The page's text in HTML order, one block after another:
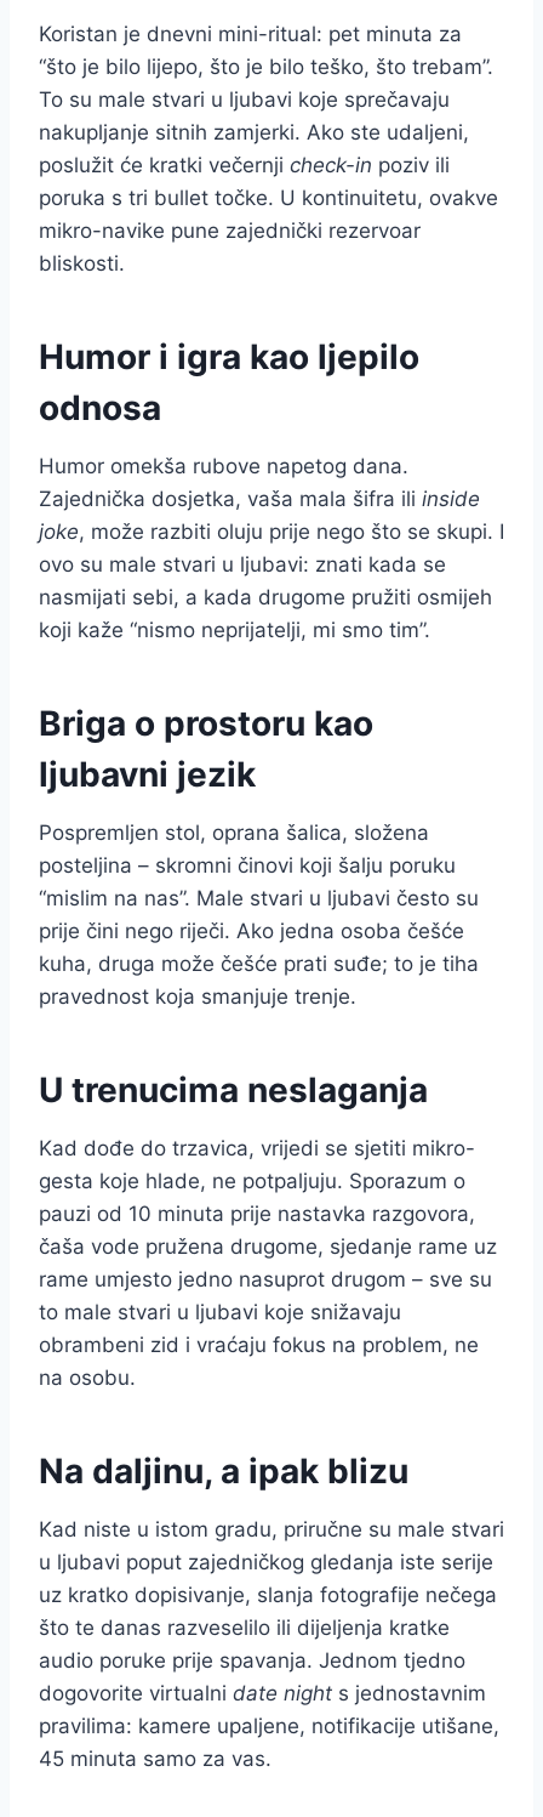
Koristan je dnevni mini-ritual: pet minuta za
“što je bilo lijepo, što je bilo teško, što trebam”.
To su male stvari u ljubavi koje sprečavaju
nakupljanje sitnih zamjerki. Ako ste udaljeni,
poslužit će kratki večernji check-in poziv ili
poruka s tri bullet točke. U kontinuitetu, ovakve
mikro-navike pune zajednički rezervoar
bliskosti.
Humor i igra kao ljepilo
odnosa
Humor omekša rubove napetog dana.
Zajednička dosjetka, vaša mala šifra ili inside
joke, može razbiti oluju prije nego što se skupi. I
ovo su male stvari u ljubavi: znati kada se
nasmijati sebi, a kada drugome pružiti osmijeh
koji kaže “nismo neprijatelji, mi smo tim”.
Briga o prostoru kao
ljubavni jezik
Pospremljen stol, oprana šalica, složena
posteljina – skromni činovi koji šalju poruku
“mislim na nas”. Male stvari u ljubavi često su
prije čini nego riječi. Ako jedna osoba češće
kuha, druga može češće prati suđe; to je tiha
pravednost koja smanjuje trenje.
U trenucima neslaganja
Kad dođe do trzavica, vrijedi se sjetiti mikro-
gesta koje hlade, ne potpaljuju. Sporazum o
pauzi od 10 minuta prije nastavka razgovora,
čaša vode pružena drugome, sjedanje rame uz
rame umjesto jedno nasuprot drugom – sve su
to male stvari u ljubavi koje snižavaju
obrambeni zid i vraćaju fokus na problem, ne
na osobu.
Na daljinu, a ipak blizu
Kad niste u istom gradu, priručne su male stvari
u ljubavi poput zajedničkog gledanja iste serije
uz kratko dopisivanje, slanja fotografije nečega
što te danas razveselilo ili dijeljenja kratke
audio poruke prije spavanja. Jednom tjedno
dogovorite virtualni date night s jednostavnim
pravilima: kamere upaljene, notifikacije utišane,
45 minuta samo za vas.